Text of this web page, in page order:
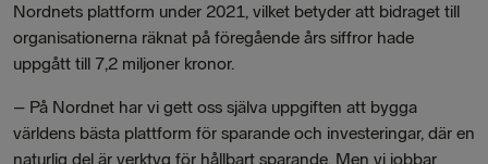
Nordnets plattform under 2021, vilket betyder att bidraget till
organisationerna räknat på föregående års siffror hade
uppgått till 7,2 miljoner kronor.
– På Nordnet har vi gett oss själva uppgiften att bygga
världens bästa plattform för sparande och investeringar, där en
naturlig del är verktyg för hållbart sparande. Men vi jobbar